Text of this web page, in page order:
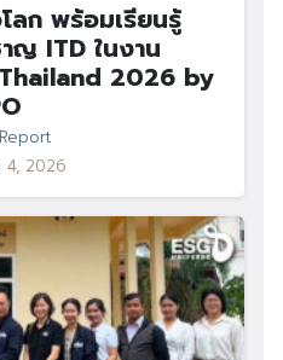
ลก พร้อมเรียนรู้
ญ ITD ในงาน
2026 by
4, 2026